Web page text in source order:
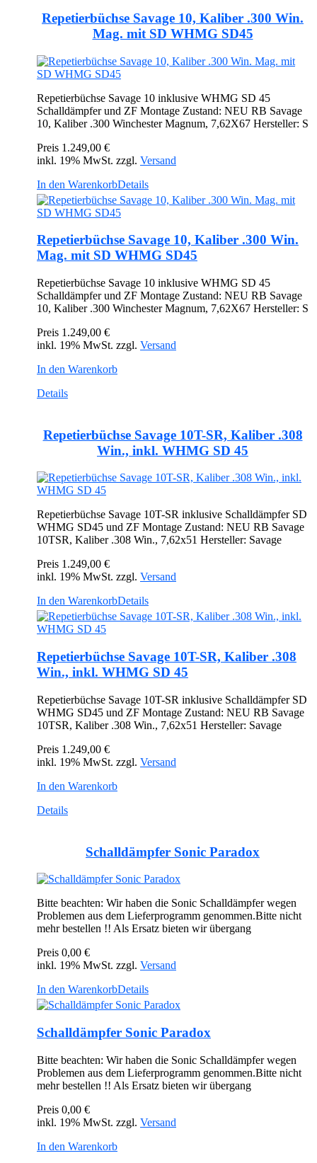
Repetierbüchse Savage 10, Kaliber .300 Win.
Mag. mit SD WHMG SD45
Repetierbüchse Savage 10 inklusive WHMG SD 45
Schalldämpfer und ZF Montage Zustand: NEU RB Savage
10, Kaliber .300 Winchester Magnum, 7,62X67 Hersteller: S
Preis 1.249,00 €
inkl. 19% MwSt. zzgl. Versand
In den WarenkorbDetails
Repetierbüchse Savage 10, Kaliber .300 Win.
Mag. mit SD WHMG SD45
Repetierbüchse Savage 10 inklusive WHMG SD 45
Schalldämpfer und ZF Montage Zustand: NEU RB Savage
10, Kaliber .300 Winchester Magnum, 7,62X67 Hersteller: S
Preis 1.249,00 €
inkl. 19% MwSt. zzgl. Versand
In den Warenkorb
Details
Repetierbüchse Savage 10T-SR, Kaliber .308
Win., inkl. WHMG SD 45
Repetierbüchse Savage 10T-SR inklusive Schalldämpfer SD
WHMG SD45 und ZF Montage Zustand: NEU RB Savage
10TSR, Kaliber .308 Win., 7,62x51 Hersteller: Savage
Preis 1.249,00 €
inkl. 19% MwSt. zzgl. Versand
In den WarenkorbDetails
Repetierbüchse Savage 10T-SR, Kaliber .308
Win., inkl. WHMG SD 45
Repetierbüchse Savage 10T-SR inklusive Schalldämpfer SD
WHMG SD45 und ZF Montage Zustand: NEU RB Savage
10TSR, Kaliber .308 Win., 7,62x51 Hersteller: Savage
Preis 1.249,00 €
inkl. 19% MwSt. zzgl. Versand
In den Warenkorb
Details
Schalldämpfer Sonic Paradox
Bitte beachten: Wir haben die Sonic Schalldämpfer wegen
Problemen aus dem Lieferprogramm genommen.Bitte nicht
mehr bestellen !! Als Ersatz bieten wir übergang
Preis 0,00 €
inkl. 19% MwSt. zzgl. Versand
In den WarenkorbDetails
Schalldämpfer Sonic Paradox
Bitte beachten: Wir haben die Sonic Schalldämpfer wegen
Problemen aus dem Lieferprogramm genommen.Bitte nicht
mehr bestellen !! Als Ersatz bieten wir übergang
Preis 0,00 €
inkl. 19% MwSt. zzgl. Versand
In den Warenkorb